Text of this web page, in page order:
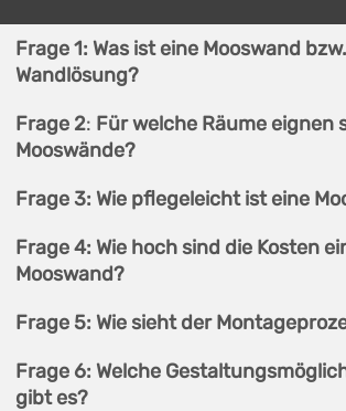
Frage 1: Was ist eine Mooswand
Wandlösung?
Frage 2: Für welche Räume eignen
Mooswände?
Frage 3: Wie pflegeleicht ist eine
Frage 4: Wie hoch sind die Kosten
Mooswand?
Frage 5: Wie sieht der
Frage 6: Welche
gibt es?